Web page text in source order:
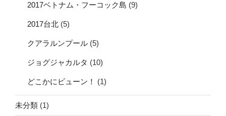
2017ベトナム・フーコック島 (9)
2017台北 (5)
クアラルンプール (5)
ジョグジャカルタ (10)
どこかにビューン！ (1)
未分類 (1)